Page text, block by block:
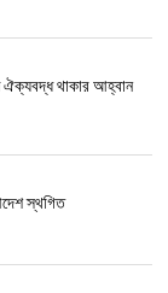
ঐক্যবদ্ধ থাকার আহ্বান
স্থগিত